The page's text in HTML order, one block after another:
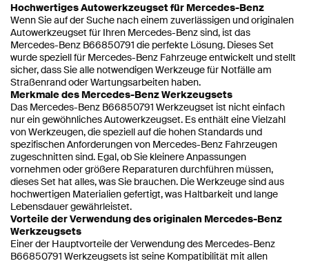
Hochwertiges Autowerkzeugset für Mercedes-Benz
Wenn Sie auf der Suche nach einem zuverlässigen und originalen
Autowerkzeugset für Ihren Mercedes-Benz sind, ist das
Mercedes-Benz B66850791 die perfekte Lösung. Dieses Set
wurde speziell für Mercedes-Benz Fahrzeuge entwickelt und stellt
sicher, dass Sie alle notwendigen Werkzeuge für Notfälle am
Straßenrand oder Wartungsarbeiten haben.
Merkmale des Mercedes-Benz Werkzeugsets
Das Mercedes-Benz B66850791 Werkzeugset ist nicht einfach
nur ein gewöhnliches Autowerkzeugset. Es enthält eine Vielzahl
von Werkzeugen, die speziell auf die hohen Standards und
spezifischen Anforderungen von Mercedes-Benz Fahrzeugen
zugeschnitten sind. Egal, ob Sie kleinere Anpassungen
vornehmen oder größere Reparaturen durchführen müssen,
dieses Set hat alles, was Sie brauchen. Die Werkzeuge sind aus
hochwertigen Materialien gefertigt, was Haltbarkeit und lange
Lebensdauer gewährleistet.
Vorteile der Verwendung des originalen Mercedes-Benz
Werkzeugsets
Einer der Hauptvorteile der Verwendung des Mercedes-Benz
B66850791 Werkzeugsets ist seine Kompatibilität mit allen